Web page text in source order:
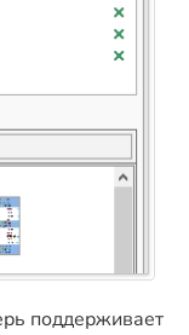
поддерживает